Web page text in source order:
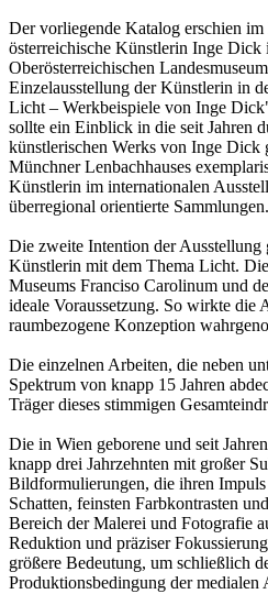
Der vorliegende Katalog erschien
österreichische Künstlerin Inge
Oberösterreichischen
Einzelausstellung der Künstlerin in
Licht – Werkbeispiele von Inge
sollte ein Einblick in die seit Jahren
künstlerischen Werks von Inge Dick
Münchner Lenbachhauses
Künstlerin im internationalen
überregional orientierte Sammlungen.
Die zweite Intention der
Künstlerin mit dem Thema Licht.
Museums Franciso Carolinum und
ideale Voraussetzung. So wirkte die
raumbezogene Konzeption
Die einzelnen Arbeiten, die neben
Spektrum von knapp 15 Jahren
Träger dieses stimmigen
Die in Wien geborene und seit
knapp drei Jahrzehnten mit großer
Bildformulierungen, die ihren
Schatten, feinsten Farbkontrasten
Bereich der Malerei und Fotografie
Reduktion und präziser
größere Bedeutung, um schließlich
Produktionsbedingung der medialen